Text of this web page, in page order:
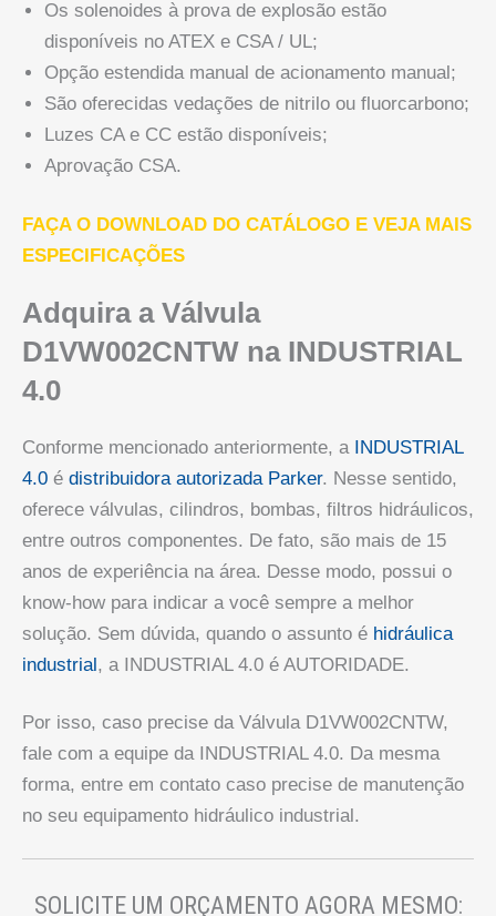
Os solenoides à prova de explosão estão
disponíveis no ATEX e CSA / UL;
Opção estendida manual de acionamento manual;
São oferecidas vedações de nitrilo ou fluorcarbono;
Luzes CA e CC estão disponíveis;
Aprovação CSA.
FAÇA O DOWNLOAD DO CATÁLOGO E VEJA MAIS
ESPECIFICAÇÕES
Adquira a Válvula
D1VW002CNTW na INDUSTRIAL
4.0
Conforme mencionado anteriormente, a INDUSTRIAL
4.0 é distribuidora autorizada Parker. Nesse sentido,
oferece válvulas, cilindros, bombas, filtros hidráulicos,
entre outros componentes. De fato, são mais de 15
anos de experiência na área. Desse modo, possui o
know-how para indicar a você sempre a melhor
solução. Sem dúvida, quando o assunto é hidráulica
industrial, a INDUSTRIAL 4.0 é AUTORIDADE.
Por isso, caso precise da Válvula D1VW002CNTW,
fale com a equipe da INDUSTRIAL 4.0. Da mesma
forma, entre em contato caso precise de manutenção
no seu equipamento hidráulico industrial.
SOLICITE UM ORÇAMENTO AGORA MESMO: